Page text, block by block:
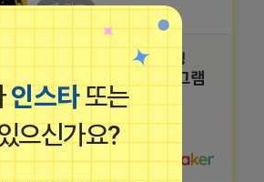
인스타또는
으신가요?
광고